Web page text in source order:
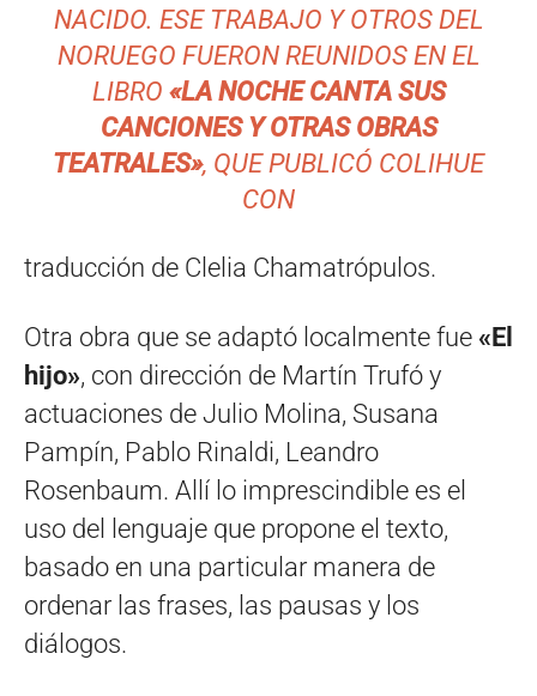
NACIDO. ESE TRABAJO Y OTROS DEL
NORUEGO FUERON REUNIDOS EN EL
LIBRO «LA NOCHE CANTA SUS
CANCIONES Y OTRAS OBRAS
TEATRALES», QUE PUBLICÓ COLIHUE
CON
traducción de Clelia Chamatrópulos.
Otra obra que se adaptó localmente fue «El
hijo», con dirección de Martín Trufó y
actuaciones de Julio Molina, Susana
Pampín, Pablo Rinaldi, Leandro
Rosenbaum. Allí lo imprescindible es el
uso del lenguaje que propone el texto,
basado en una particular manera de
ordenar las frases, las pausas y los
diálogos.